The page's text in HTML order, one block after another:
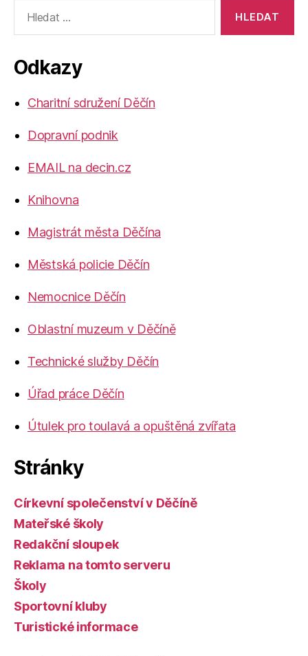
vyhledávání:
Odkazy
Charitní sdružení Děčín
Dopravní podnik
EMAIL na decin.cz
Knihovna
Magistrát města Děčína
Městská policie Děčín
Nemocnice Děčín
Oblastní muzeum v Děčíně
Technické služby Děčín
Úřad práce Děčín
Útulek pro toulavá a opuštěná zvířata
Stránky
Církevní společenství v Děčíně
Mateřské školy
Redakční sloupek
Reklama na tomto serveru
Školy
Sportovní kluby
Turistické informace